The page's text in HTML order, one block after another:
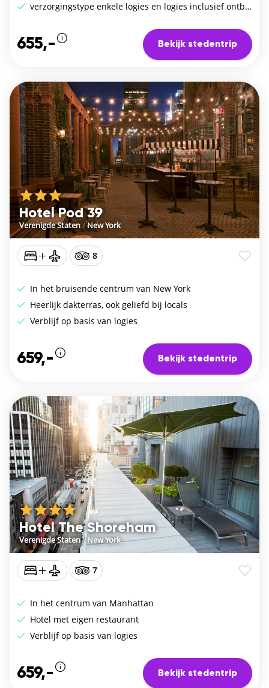
verzorgingstype enkele logies en logies inclusief ontbijt
655,- Bekijk stedentrip
Hotel Pod 39
Verenigde Staten/New York
8
In het bruisende centrum van New York
Heerlijk dakterras, ook geliefd bij locals
Verblijf op basis van logies
659,- Bekijk stedentrip
Hotel The Shoreham
Verenigde Staten/New York
7
In het centrum van Manhattan
Hotel met eigen restaurant
Verblijf op basis van logies
659,- Bekijk stedentrip